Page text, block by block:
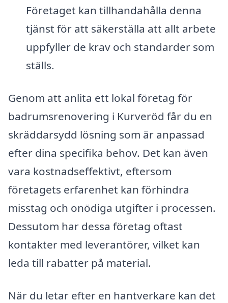
Företaget kan tillhandahålla denna
tjänst för att säkerställa att allt arbete
uppfyller de krav och standarder som
ställs.
Genom att anlita ett lokal företag för
badrumsrenovering i Kurveröd får du en
skräddarsydd lösning som är anpassad
efter dina specifika behov. Det kan även
vara kostnadseffektivt, eftersom
företagets erfarenhet kan förhindra
misstag och onödiga utgifter i processen.
Dessutom har dessa företag oftast
kontakter med leverantörer, vilket kan
leda till rabatter på material.
När du letar efter en hantverkare kan det